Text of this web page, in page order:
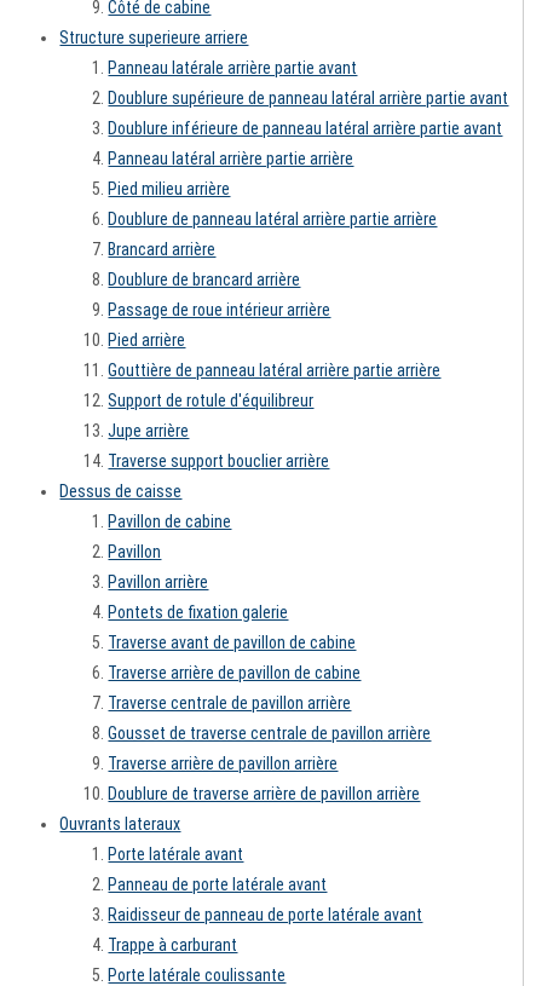
Côté de cabine
Structure superieure arriere
Panneau latérale arrière partie avant
Doublure supérieure de panneau latéral arrière partie avant
Doublure inférieure de panneau latéral arrière partie avant
Panneau latéral arrière partie arrière
Pied milieu arrière
Doublure de panneau latéral arrière partie arrière
Brancard arrière
Doublure de brancard arrière
Passage de roue intérieur arrière
Pied arrière
Gouttière de panneau latéral arrière partie arrière
Support de rotule d'équilibreur
Jupe arrière
Traverse support bouclier arrière
Dessus de caisse
Pavillon de cabine
Pavillon
Pavillon arrière
Pontets de fixation galerie
Traverse avant de pavillon de cabine
Traverse arrière de pavillon de cabine
Traverse centrale de pavillon arrière
Gousset de traverse centrale de pavillon arrière
Traverse arrière de pavillon arrière
Doublure de traverse arrière de pavillon arrière
Ouvrants lateraux
Porte latérale avant
Panneau de porte latérale avant
Raidisseur de panneau de porte latérale avant
Trappe à carburant
Porte latérale coulissante